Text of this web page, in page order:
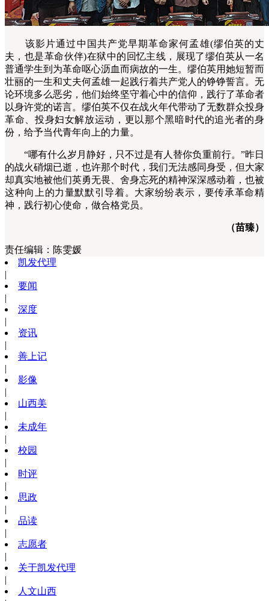
该影片通过中国共产党早期革命家何孟雄(缪伯英的丈
夫，也是革命伙伴)在狱中的回忆主线，展现了缪伯英从一名
普通学生到为革命呕心沥血而病故的一生。缪伯英用她短暂而
壮丽的一生和丈夫何孟雄一起践行着共产党人的铮铮誓言。无
论环境多么恶劣，他们始终坚守着心中的信仰，践行了革命者
以身许党的诺言。缪伯英不仅在战火年代带动了无数群众投身
革命、投身妇女解放运动，更以那个黑暗时代的追光者的身
份，给予当代青年向上的力量。
“哪有什么岁月静好，只不过是有人替你负重前行。”昨日
的战火硝烟已逝，也许那个时代，我们无法感同身受，但大家
却真实地被他们英勇无畏、舍身忘死的精神深深感动着，也被
这种向上的力量默默引导着。大家纷纷表示，要传承革命精
神，践行初心使命，做合格党员。
（苗臻）
责任编辑： 陈雯媛
凯发代理
|
要闻
|
深度
|
资讯
|
善上记
|
影像
|
山西美
|
未成年
|
校园
|
时评
|
思政
|
品读
|
志愿者
|
关于凯发代理
|
人文山西